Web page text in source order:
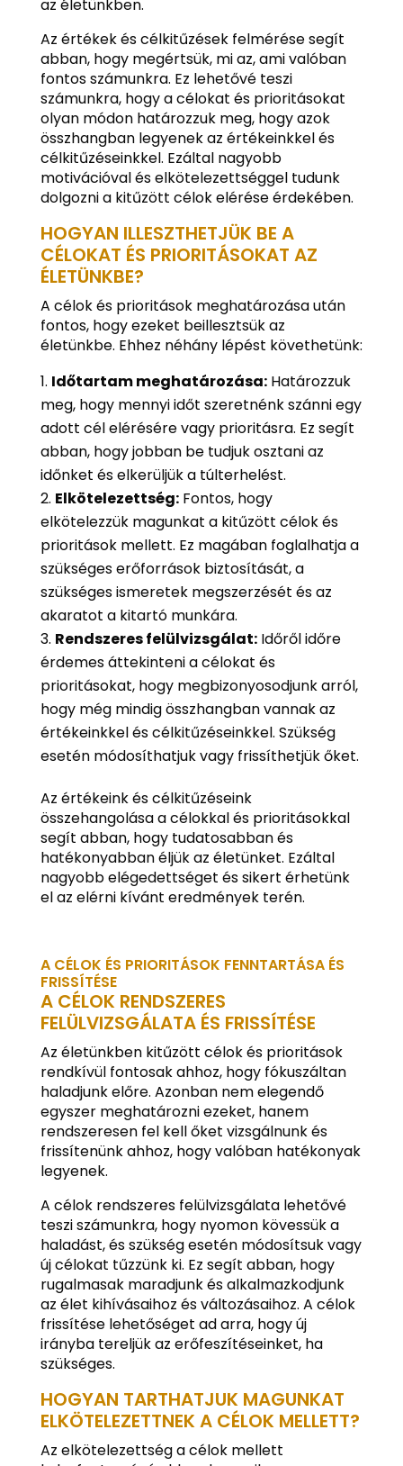
az életünkben.
Az értékek és célkitűzések felmérése segít
abban, hogy megértsük, mi az, ami valóban
fontos számunkra. Ez lehetővé teszi
számunkra, hogy a célokat és prioritásokat
olyan módon határozzuk meg, hogy azok
összhangban legyenek az értékeinkkel és
célkitűzéseinkkel. Ezáltal nagyobb
motivációval és elkötelezettséggel tudunk
dolgozni a kitűzött célok elérése érdekében.
HOGYAN ILLESZTHETJÜK BE A
CÉLOKAT ÉS PRIORITÁSOKAT AZ
ÉLETÜNKBE?
A célok és prioritások meghatározása után
fontos, hogy ezeket beillesztsük az
életünkbe. Ehhez néhány lépést követhetünk:
Időtartam meghatározása:Határozzuk
meg, hogy mennyi időt szeretnénk szánni egy
adott cél elérésére vagy prioritásra. Ez segít
abban, hogy jobban be tudjuk osztani az
időnket és elkerüljük a túlterhelést.
Elkötelezettség:Fontos, hogy
elkötelezzük magunkat a kitűzött célok és
prioritások mellett. Ez magában foglalhatja a
szükséges erőforrások biztosítását, a
szükséges ismeretek megszerzését és az
akaratot a kitartó munkára.
Rendszeres felülvizsgálat:Időről időre
érdemes áttekinteni a célokat és
prioritásokat, hogy megbizonyosodjunk arról,
hogy még mindig összhangban vannak az
értékeinkkel és célkitűzéseinkkel. Szükség
esetén módosíthatjuk vagy frissíthetjük őket.
Az értékeink és célkitűzéseink
összehangolása a célokkal és prioritásokkal
segít abban, hogy tudatosabban és
hatékonyabban éljük az életünket. Ezáltal
nagyobb elégedettséget és sikert érhetünk
el az elérni kívánt eredmények terén.
A CÉLOK ÉS PRIORITÁSOK FENNTARTÁSA ÉS
FRISSÍTÉSE
A CÉLOK RENDSZERES
FELÜLVIZSGÁLATA ÉS FRISSÍTÉSE
Az életünkben kitűzött célok és prioritások
rendkívül fontosak ahhoz, hogy fókuszáltan
haladjunk előre. Azonban nem elegendő
egyszer meghatározni ezeket, hanem
rendszeresen fel kell őket vizsgálnunk és
frissítenünk ahhoz, hogy valóban hatékonyak
legyenek.
A célok rendszeres felülvizsgálata lehetővé
teszi számunkra, hogy nyomon kövessük a
haladást, és szükség esetén módosítsuk vagy
új célokat tűzzünk ki. Ez segít abban, hogy
rugalmasak maradjunk és alkalmazkodjunk
az élet kihívásaihoz és változásaihoz. A célok
frissítése lehetőséget ad arra, hogy új
irányba tereljük az erőfeszítéseinket, ha
szükséges.
HOGYAN TARTHATJUK MAGUNKAT
ELKÖTELEZETTNEK A CÉLOK MELLETT?
Az elkötelezettség a célok mellett